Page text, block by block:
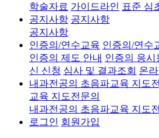
학술자료 가이드라인 표준 심
공지사항 공지사항
공지사항
인증의/연수교육 인증의/연수
인증의 제도 안내 인증의 응시
신 신청 심사 및 결과조회 온
내과전공의 초음파교육 지도
교육 지도전문의
내과전공의 초음파교육 지도
로그인 회원가입